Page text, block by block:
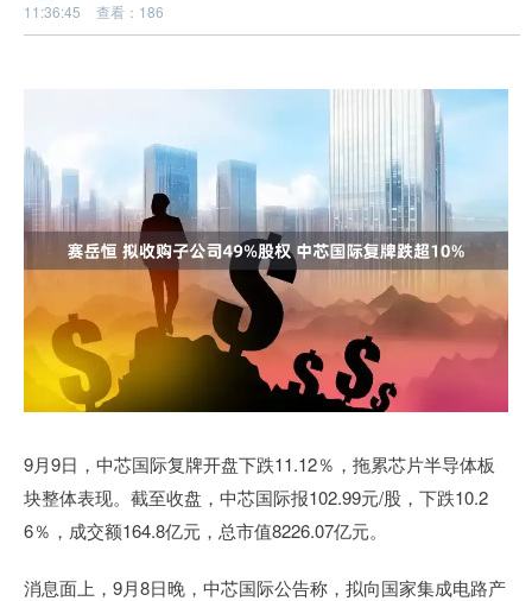
11:36:45
查看：186
9月9日，中芯国际复牌开盘下跌11.12％，拖累芯片半导体板
块整体表现。截至收盘，中芯国际报102.99元/股，下跌10.2
6％，成交额164.8亿元，总市值8226.07亿元。
消息面上，9月8日晚，中芯国际公告称，拟向国家集成电路产